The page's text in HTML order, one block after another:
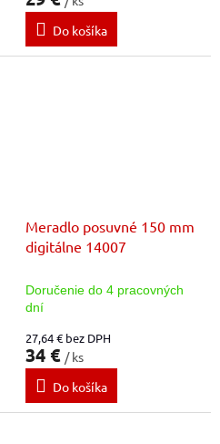
Do košíka
Meradlo posuvné 150 mm
digitálne 14007
Doručenie do 4 pracovných
dní
27,64 € bez DPH
34 € / ks
Do košíka